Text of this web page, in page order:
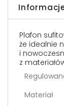
Plafon
że idealnie
i
z
Materiał